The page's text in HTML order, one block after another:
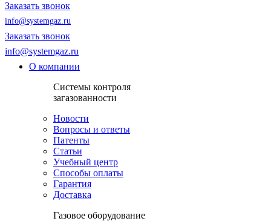
Заказать звонок
info@systemgaz.ru
Заказать звонок
info@systemgaz.ru
О компании
Системы контроля
загазованности
Новости
Вопросы и ответы
Патенты
Статьи
Учебный центр
Способы оплаты
Гарантия
Доставка
Газовое оборудование